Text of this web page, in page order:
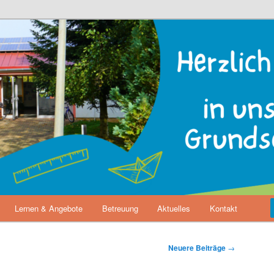
Lernen & Angebote Betreuung Aktuelles Kontakt
Neuere Beiträge →